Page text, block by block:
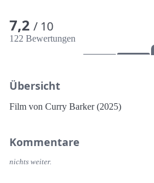
7,2 / 10
122 Bewertungen
Übersicht
Film von Curry Barker (2025)
Kommentare
nichts weiter.